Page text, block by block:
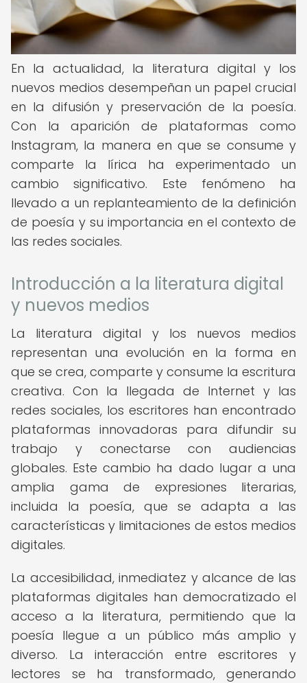
En la actualidad, la literatura digital y los
nuevos medios desempeñan un papel crucial
en la difusión y preservación de la poesía.
Con la aparición de plataformas como
Instagram, la manera en que se consume y
comparte la lírica ha experimentado un
cambio significativo. Este fenómeno ha
llevado a un replanteamiento de la definición
de poesía y su importancia en el contexto de
las redes sociales.
Introducción a la literatura digital
y nuevos medios
La literatura digital y los nuevos medios
representan una evolución en la forma en
que se crea, comparte y consume la escritura
creativa. Con la llegada de Internet y las
redes sociales, los escritores han encontrado
plataformas innovadoras para difundir su
trabajo y conectarse con audiencias
globales. Este cambio ha dado lugar a una
amplia gama de expresiones literarias,
incluida la poesía, que se adapta a las
características y limitaciones de estos medios
digitales.
La accesibilidad, inmediatez y alcance de las
plataformas digitales han democratizado el
acceso a la literatura, permitiendo que la
poesía llegue a un público más amplio y
diverso. La interacción entre escritores y
lectores se ha transformado, generando